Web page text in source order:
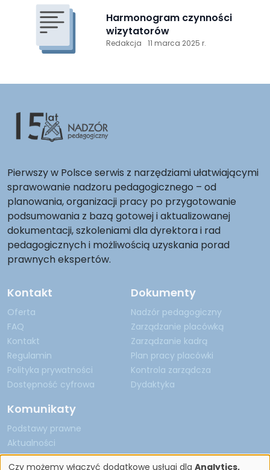
Harmonogram czynności
wizytatorów
Redakcja 11 marca 2025 r.
Pierwszy w Polsce serwis z narzędziami ułatwiającymi
sprawowanie nadzoru pedagogicznego – od
planowania, organizacji pracy po przygotowanie
podsumowania z bazą gotowej i aktualizowanej
dokumentacji, szkoleniami dla dyrektora i rad
pedagogicznych i możliwością uzyskania porad
prawnych ekspertów.
Kontakt
Oferta
FAQ
Kontakt
Regulamin
Polityka prywatności
Dostępność cyfrowa
Dokumenty
Nadzór pedagogiczny
Zarządzanie placówką
Zarządzanie kadrą
Plan pracy placówki
Kontrola zarządcza
Dydaktyka
Komunikaty
Podstawy prawne
Aktualności
Czy możemy włączyć dodatkowe usługi dla Analytics,